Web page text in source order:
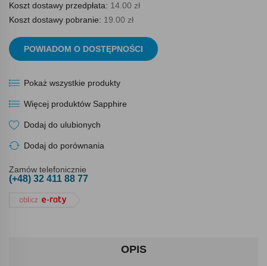
Koszt dostawy przedpłata: 14.00 zł
Koszt dostawy pobranie: 19.00 zł
POWIADOM O DOSTĘPNOŚCI
Pokaż wszystkie produkty
Więcej produktów Sapphire
Dodaj do ulubionych
Dodaj do porównania
Zamów telefonicznie
(+48) 32 411 88 77
OPIS